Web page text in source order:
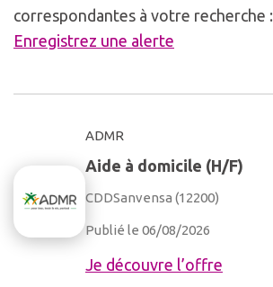
correspondantes à votre recherche :
Enregistrez une alerte
ADMR
Aide à domicile (H/F)
CDDSanvensa (12200)
Publié le 06/08/2026
Je découvre l’offre